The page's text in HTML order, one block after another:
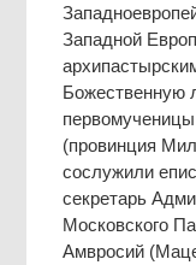
Западной
Божественную
(провинция
сослужили
секретарь
Московского
Амвросий